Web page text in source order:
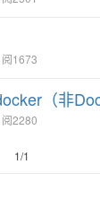
阅1673
（非
阅2280
1/1